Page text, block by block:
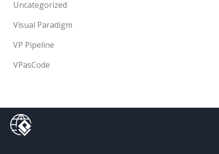
Uncategorized
Visual Paradigm
VP Pipeline
VPasCode